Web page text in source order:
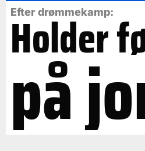
Efter drømmekamp:
Holder
på